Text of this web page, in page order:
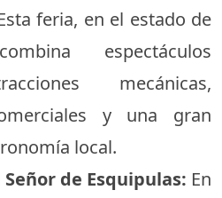
feria, en el estado de
espectáculos
mecánicas,
y una gran
local.
de Esquipulas: En